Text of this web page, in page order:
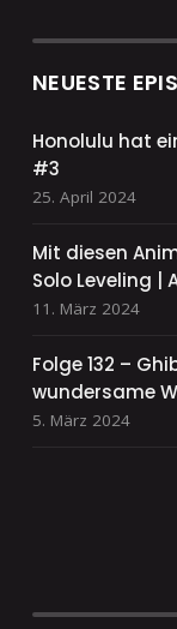
NEUESTE
Honolulu hat
#3
25. April 2024
Mit diesen
Solo Leveling |
11. März 2024
Folge 132 –
wundersame
5. März 2024